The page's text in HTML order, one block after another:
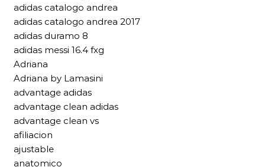
adidas catalogo andrea
adidas catalogo andrea 2017
adidas duramo 8
adidas messi 16.4 fxg
Adriana
Adriana by Lamasini
advantage adidas
advantage clean adidas
advantage clean vs
afiliacion
ajustable
anatomico